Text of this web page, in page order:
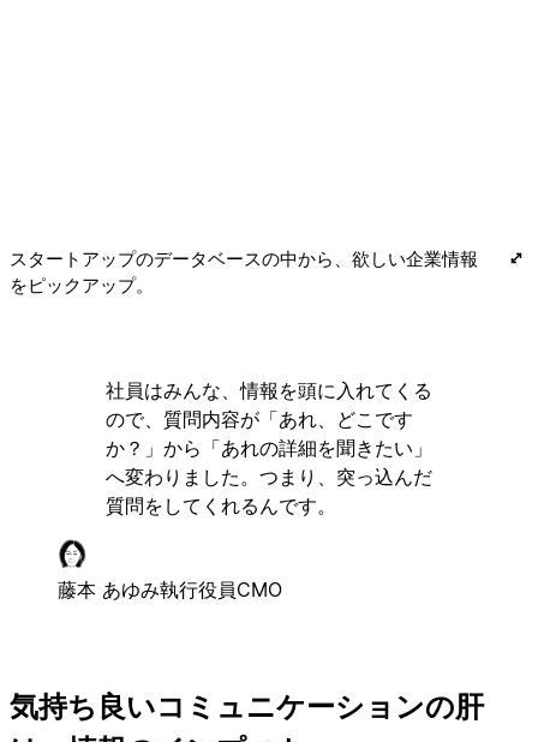
スタートアップのデータベースの中から、欲しい企業情報
をピックアップ。
社員はみんな、情報を頭に入れてくる
ので、質問内容が「あれ、どこです
か？」から「あれの詳細を聞きたい」
へ変わりました。つまり、突っ込んだ
質問をしてくれるんです。
藤本 あゆみ執行役員CMO
気持ち良いコミュニケーションの肝